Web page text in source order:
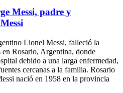
Messi, padre y
Lionel Messi, falleció la
Rosario, Argentina, donde
debido a una larga enfermedad,
cercanas a la familia. Rosario
nació en 1958 en la provincia